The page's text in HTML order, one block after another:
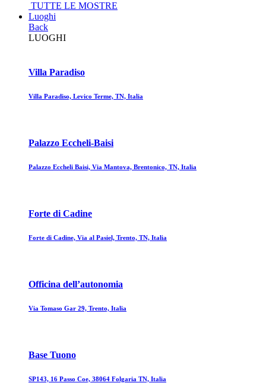
TUTTE LE MOSTRE
Luoghi
Back
LUOGHI
Villa Paradiso
Villa Paradiso, Levico Terme, TN, Italia
Palazzo Eccheli-Baisi
Palazzo Eccheli Baisi, Via Mantova, Brentonico, TN, Italia
Forte di Cadine
Forte di Cadine, Via al Pasiel, Trento, TN, Italia
Officina dell’autonomia
Via Tomaso Gar 29, Trento, Italia
Base Tuono
SP143, 16 Passo Coe, 38064 Folgaria TN, Italia